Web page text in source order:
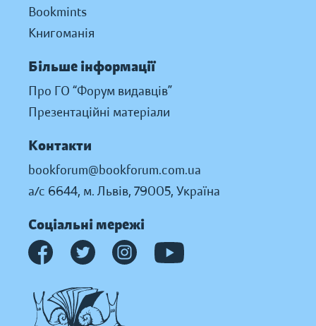
Bookmints
Книгоманія
Більше інформації
Про ГО “Форум видавців”
Презентаційні матеріали
Контакти
bookforum@bookforum.com.ua
а/с 6644, м. Львів, 79005, Україна
Соціальні мережі